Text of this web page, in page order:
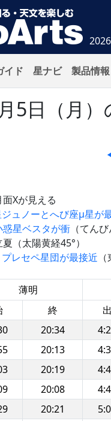
イド 星ナビ 製品情報
5日（月
Xが見える
ュノーとへび座μ星が
惑星ベスタが衝 （てん
（太陽黄経45°）
レセペ星団が最接近
薄明
終 出
20:34
20:13
20:19
20:08
20:21